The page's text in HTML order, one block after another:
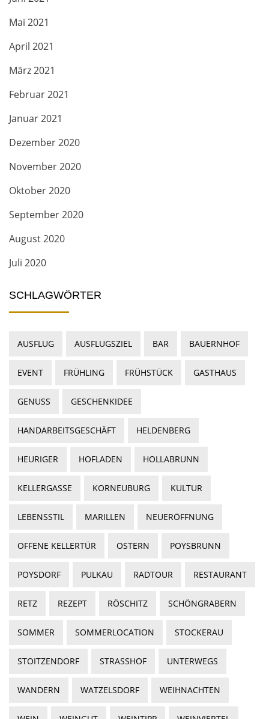
Mai 2021
April 2021
März 2021
Februar 2021
Januar 2021
Dezember 2020
November 2020
Oktober 2020
September 2020
August 2020
Juli 2020
SCHLAGWÖRTER
AUSFLUG AUSFLUGSZIEL BAR BAUERNHOF
EVENT FRÜHLING FRÜHSTÜCK GASTHAUS
GENUSS GESCHENKIDEE
HANDARBEITSGESCHÄFT HELDENBERG
HEURIGER HOFLADEN HOLLABRUNN
KELLERGASSE KORNEUBURG KULTUR
LEBENSSTIL MARILLEN NEUERÖFFNUNG
OFFENE KELLERTÜR OSTERN POYSBRUNN
POYSDORF PULKAU RADTOUR RESTAURANT
RETZ REZEPT RÖSCHITZ SCHÖNGRABERN
SOMMER SOMMERLOCATION STOCKERAU
STOITZENDORF STRASSHOF UNTERWEGS
WANDERN WATZELSDORF WEIHNACHTEN